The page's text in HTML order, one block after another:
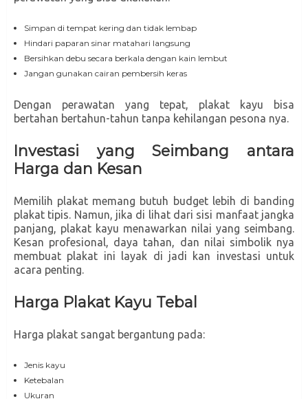
Simpan di tempat kering dan tidak lembap
Hindari paparan sinar matahari langsung
Bersihkan debu secara berkala dengan kain lembut
Jangan gunakan cairan pembersih keras
Dengan perawatan yang tepat, plakat kayu bisa
bertahan bertahun-tahun tanpa kehilangan pesona nya.
Investasi yang Seimbang antara
Harga dan Kesan
Memilih plakat memang butuh budget lebih di banding
plakat tipis. Namun, jika di lihat dari sisi manfaat jangka
panjang, plakat kayu menawarkan nilai yang seimbang.
Kesan profesional, daya tahan, dan nilai simbolik nya
membuat plakat ini layak di jadi kan investasi untuk
acara penting.
Harga Plakat Kayu Tebal
Harga plakat sangat bergantung pada:
Jenis kayu
Ketebalan
Ukuran